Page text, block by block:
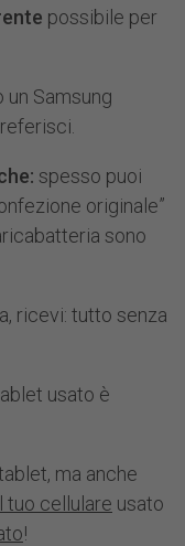
possibile per
un Samsung
spesso puoi
originale”
sono
ricevi: tutto senza
usato è
ma anche
tuo cellulare usato
!